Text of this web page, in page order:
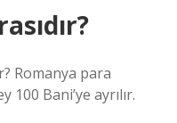
Romanya para
100 Bani’ye ayrılır.